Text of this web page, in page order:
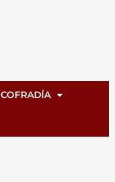
COFRADÍA